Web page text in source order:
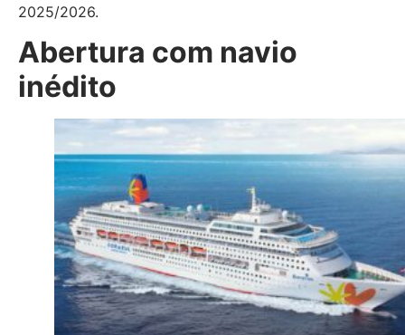
2025/2026.
Abertura com navio
inédito